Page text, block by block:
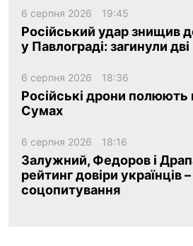
6 серпня 2026 19:45
Російський удар знищив
у Павлограді: загинули дві
6 серпня 2026 18:36
Російські дрони полюють
Сумах
6 серпня 2026 18:16
Залужний, Федоров і
рейтинг довіри українців –
соцопитування